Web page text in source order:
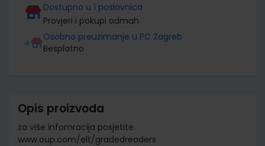
Dostupno u 1 poslovnica
Provjeri i pokupi odmah
Osobno preuzimanje u PC Zagreb
Besplatno
Opis proizvoda
za više infomracija posjetite
www.oup.com/elt/gradedreaders